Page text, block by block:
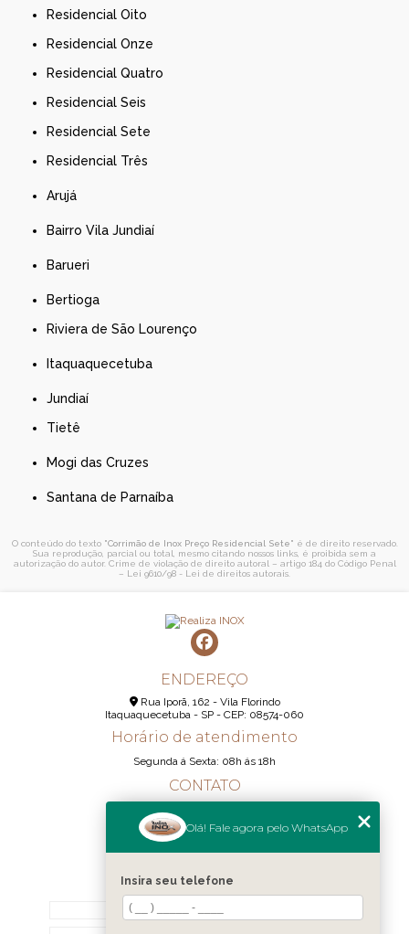
Residencial Oito
Residencial Onze
Residencial Quatro
Residencial Seis
Residencial Sete
Residencial Três
Arujá
Bairro Vila Jundiaí
Barueri
Bertioga
Riviera de São Lourenço
Itaquaquecetuba
Jundiaí
Tietê
Mogi das Cruzes
Santana de Parnaíba
O conteúdo do texto "Corrimão de Inox Preço Residencial Sete" é de direito reservado.
Sua reprodução, parcial ou total, mesmo citando nossos links, é proibida sem a
autorização do autor. Crime de violação de direito autoral – artigo 184 do Código Penal
– Lei 9610/98 - Lei de direitos autorais
ENDEREÇO
Rua Iporã, 162 - Vila Florindo
Itaquaquecetuba - SP - CEP: 08574-060
Horário de atendimento
Segunda á Sexta: 08h ás 18h
CONTATO
(11) 98189-1344
MENU
HOME
Olá! Fale agora pelo WhatsApp
Insira seu telefone